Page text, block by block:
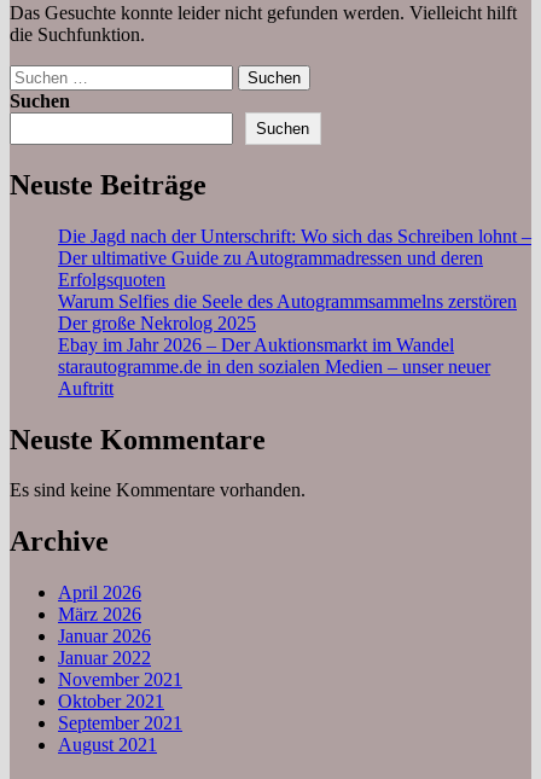
Das Gesuchte konnte leider nicht gefunden werden. Vielleicht hilft
die Suchfunktion.
Suchen
nach:
Suchen
Suchen
Neuste Beiträge
Die Jagd nach der Unterschrift: Wo sich das Schreiben lohnt –
Der ultimative Guide zu Autogrammadressen und deren
Erfolgsquoten
Warum Selfies die Seele des Autogrammsammelns zerstören
Der große Nekrolog 2025
Ebay im Jahr 2026 – Der Auktionsmarkt im Wandel
starautogramme.de in den sozialen Medien – unser neuer
Auftritt
Neuste Kommentare
Es sind keine Kommentare vorhanden.
Archive
April 2026
März 2026
Januar 2026
Januar 2022
November 2021
Oktober 2021
September 2021
August 2021